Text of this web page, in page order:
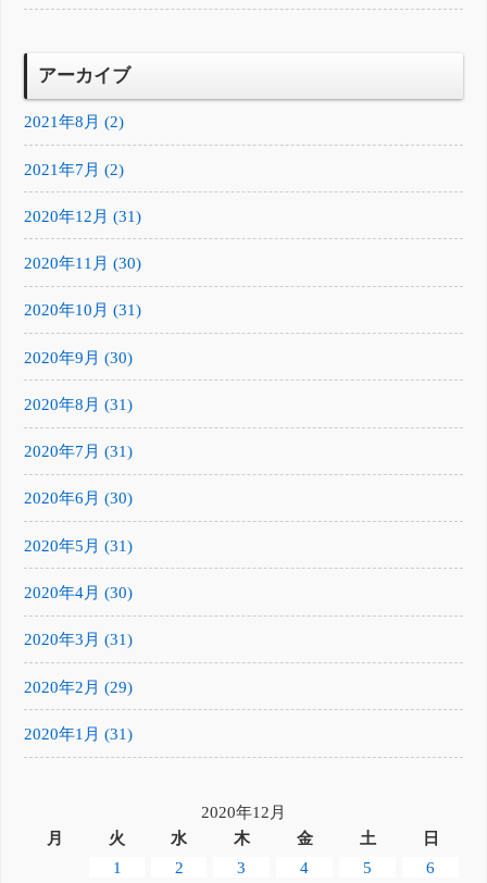
アーカイブ
2021年8月 (2)
2021年7月 (2)
2020年12月 (31)
2020年11月 (30)
2020年10月 (31)
2020年9月 (30)
2020年8月 (31)
2020年7月 (31)
2020年6月 (30)
2020年5月 (31)
2020年4月 (30)
2020年3月 (31)
2020年2月 (29)
2020年1月 (31)
2020年12月
月
火 水 木 金 土
日
1
2 3 4 5
6